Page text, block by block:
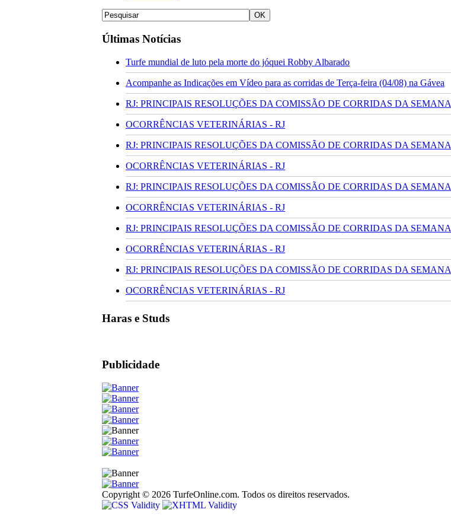
Últimas Notícias
Turfe mundial de luto pela morte do jóquei Robby Albarado
Acompanhe as Indicações em Vídeo para as corridas de Terça-feira (04/08) na Gávea
RJ: PRINCIPAIS RESOLUÇÕES DA COMISSÃO DE CORRIDAS DA SEMANA
OCORRÊNCIAS VETERINÁRIAS - RJ
RJ: PRINCIPAIS RESOLUÇÕES DA COMISSÃO DE CORRIDAS DA SEMANA
OCORRÊNCIAS VETERINÁRIAS - RJ
RJ: PRINCIPAIS RESOLUÇÕES DA COMISSÃO DE CORRIDAS DA SEMANA
OCORRÊNCIAS VETERINÁRIAS - RJ
RJ: PRINCIPAIS RESOLUÇÕES DA COMISSÃO DE CORRIDAS DA SEMANA
OCORRÊNCIAS VETERINÁRIAS - RJ
RJ: PRINCIPAIS RESOLUÇÕES DA COMISSÃO DE CORRIDAS DA SEMANA
OCORRÊNCIAS VETERINÁRIAS - RJ
Haras e Studs
Publicidade
Copyright © 2026 TurfeOnline.com. Todos os direitos reservados.